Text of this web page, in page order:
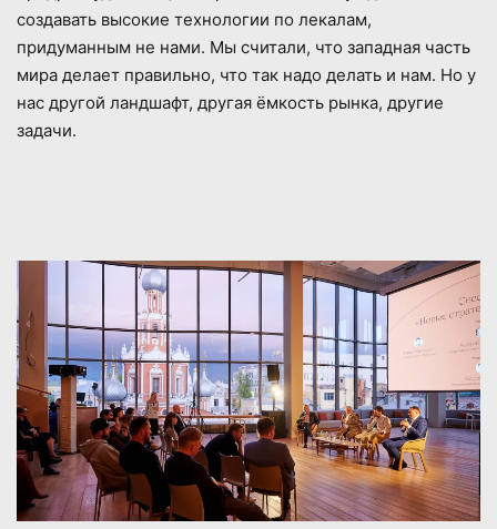
создавать высокие технологии по лекалам,
придуманным не нами. Мы считали, что западная часть
мира делает правильно, что так надо делать и нам. Но у
нас другой ландшафт, другая ёмкость рынка, другие
задачи.